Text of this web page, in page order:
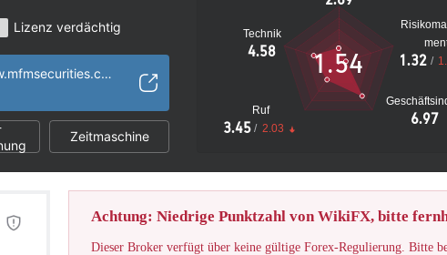
Lizenz verdächtig
https://www.mfmsecurities.com/
Zeitmaschine
Technik
4.58
Ruf
3.45 / 2.03
6.97
1.32 /
1.54
Achtung: Niedrige Punktzahl von WikiFX, bitte
Dieser Broker verfügt über keine gültige Forex-Regulierung. Bitte